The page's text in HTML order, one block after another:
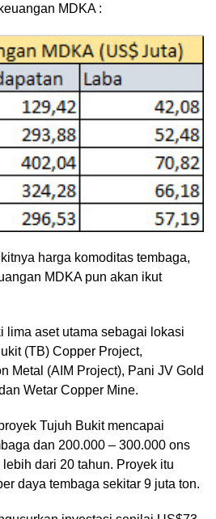
MDKA :
harga komoditas tembaga,
MDKA pun akan ikut
lima aset utama sebagai lokasi
(TB) Copper Project,
Metal (AIM Project), Pani JV Gold
Wetar Copper Mine.
Tujuh Bukit mencapai
dan 200.000 – 300.000 ons
dari 20 tahun. Proyek itu
daya tembaga sekitar 9 juta ton.